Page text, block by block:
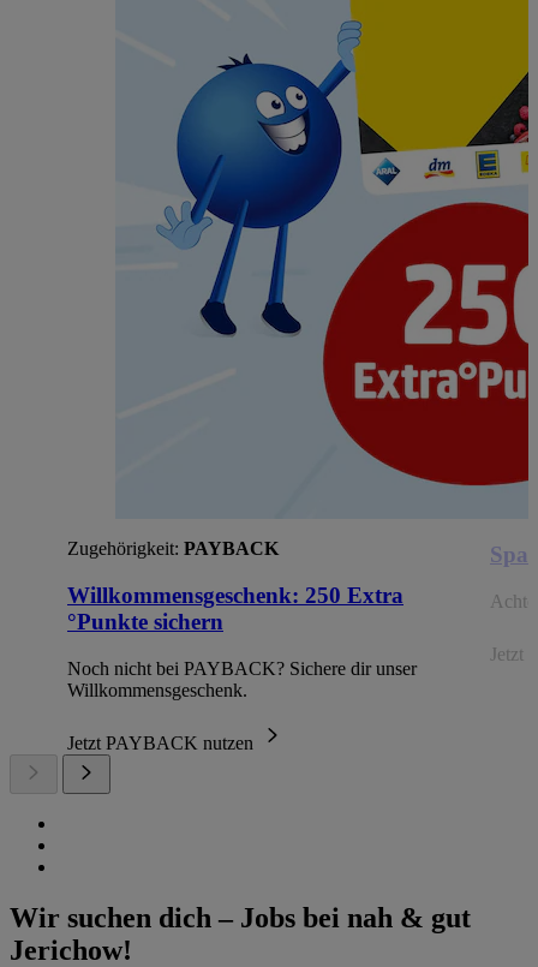
Zugehörigkeit: PAYBACK
Willkommensgeschenk: 250 Extra
°Punkte sichern
Noch nicht bei PAYBACK? Sichere dir unser
Willkommensgeschenk.
Jetzt PAYBACK nutzen
Jetzt
Wir suchen dich – Jobs bei nah & gut
Jerichow!